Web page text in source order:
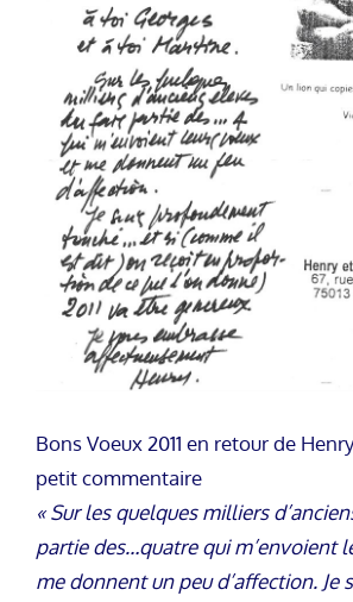
Bons Voeux 2011 en retour de
petit commentaire
« Sur les quelques milliers
partie des…quatre qui m’envoient
me donnent un peu d’affection. Je